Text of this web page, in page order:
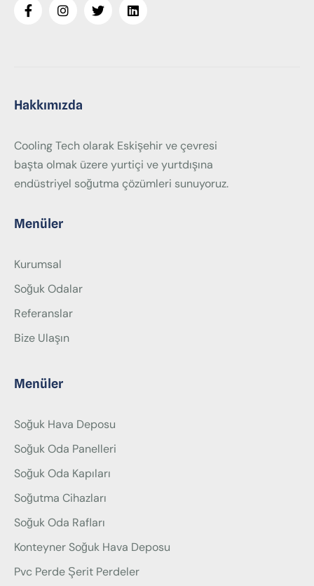
Hakkımızda
Cooling Tech olarak Eskişehir ve çevresi
başta olmak üzere yurtiçi ve yurtdışına
endüstriyel soğutma çözümleri sunuyoruz.
Menüler
Kurumsal
Soğuk Odalar
Referanslar
Bize Ulaşın
Menüler
Soğuk Hava Deposu
Soğuk Oda Panelleri
Soğuk Oda Kapıları
Soğutma Cihazları
Soğuk Oda Rafları
Konteyner Soğuk Hava Deposu
Pvc Perde Şerit Perdeler